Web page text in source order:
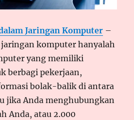
Jaringan Komputer –
jaringan komputer hanyalah
yang memiliki
berbagi pekerjaan,
bolak-balik di antara
jika Anda menghubungkan
Anda, atau 2.000